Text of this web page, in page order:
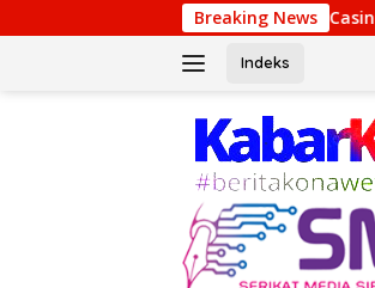
ke
Breaking News
Winpot Casino: Su Lugar de
Indeks